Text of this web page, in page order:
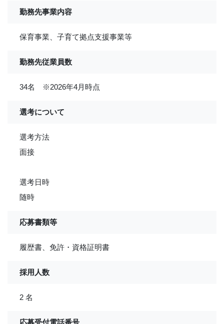
勤務先事業内容
保育事業、子育て拠点支援事業等
勤務先従業員数
34名 ※2026年4月時点
選考について
選考方法
面接
選考日時
随時
応募書類等
履歴書、免許・資格証明書
採用人数
2 名
応募受付電話番号